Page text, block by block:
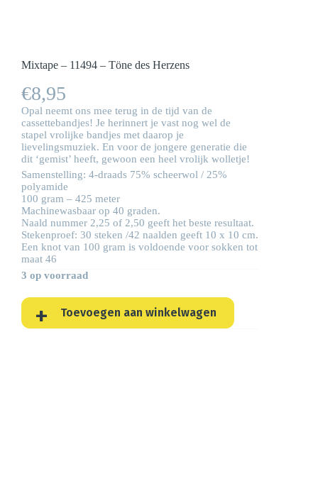
Mixtape – 11494 – Töne des Herzens
€8,95
Opal neemt ons mee terug in de tijd van de
cassettebandjes! Je herinnert je vast nog wel de
stapel vrolijke bandjes met daarop je
lievelingsmuziek. En voor de jongere generatie die
dit ‘gemist’ heeft, gewoon een heel vrolijk wolletje!
Samenstelling: 4-draads 75% scheerwol / 25%
polyamide
100 gram – 425 meter
Machinewasbaar op 40 graden.
Naald nummer 2,25 of 2,50 geeft het beste resultaat.
Stekenproef: 30 steken /42 naalden geeft 10 x 10 cm.
Een knot van 100 gram is voldoende voor sokken tot
maat 46
3 op voorraad
Toevoegen aan winkelwagen